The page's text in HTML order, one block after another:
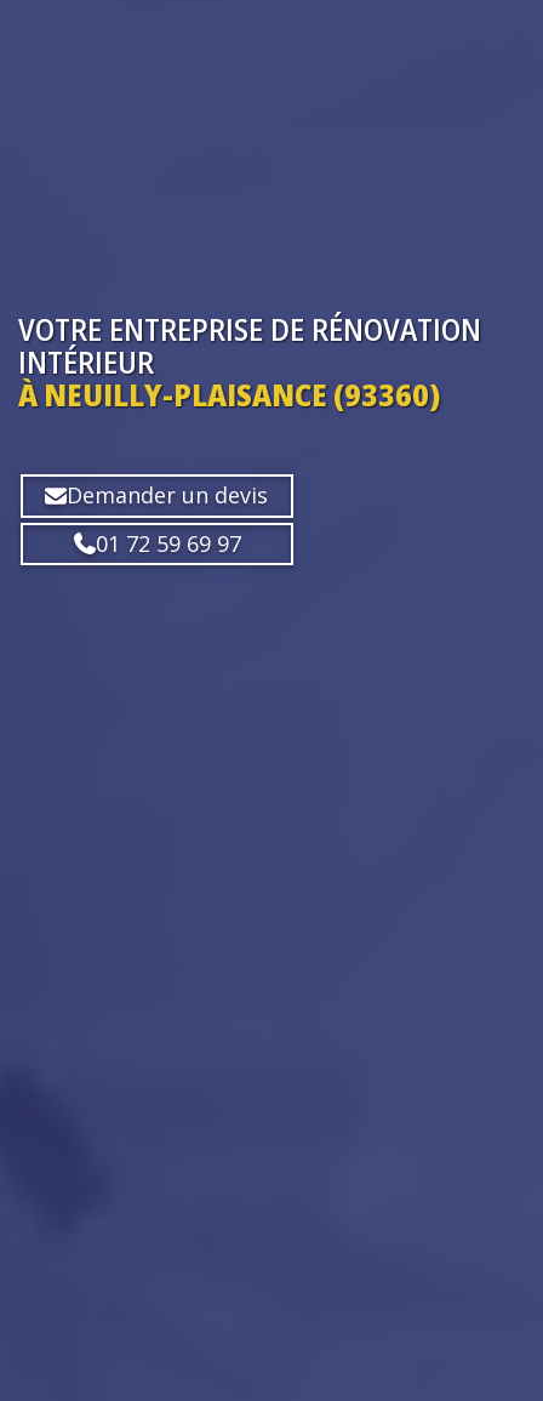
VOTRE ENTREPRISE DE RÉNOVATION
INTÉRIEUR
À NEUILLY-PLAISANCE (93360)
Demander un devis
01 72 59 69 97